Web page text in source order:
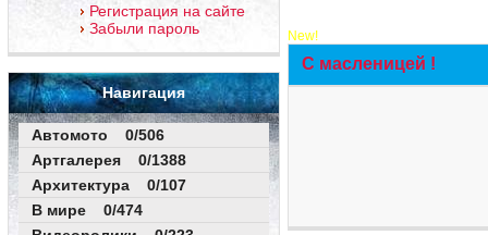
Регистрация на сайте
Забыли пароль
Навигация
Автомото 0/506
Артгалерея 0/1388
Архитектура 0/107
В мире 0/474
New!
С масленицей !